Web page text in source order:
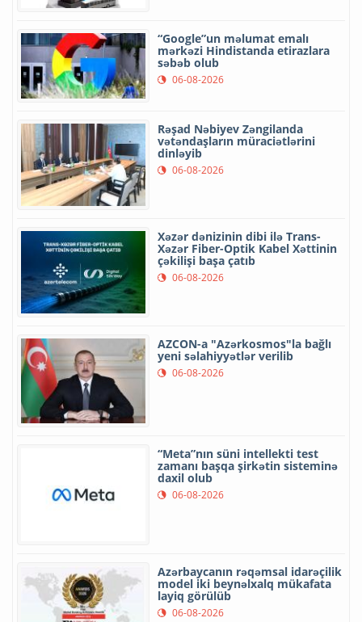
“Google”un məlumat emalı
mərkəzi Hindistanda etirazlara
səbəb olub
06-08-2026
Rəşad Nəbiyev Zəngilanda
vətəndaşların müraciətlərini
dinləyib
06-08-2026
Xəzər dənizinin dibi ilə Trans-
Xəzər Fiber-Optik Kabel Xəttinin
çəkilişi başa çatıb
06-08-2026
AZCON-a "Azərkosmos"la bağlı
yeni səlahiyyətlər verilib
06-08-2026
“Meta”nın süni intellekti test
zamanı başqa şirkətin sisteminə
daxil olub
06-08-2026
Azərbaycanın rəqəmsal idarəçilik
model iki beynəlxalq mükafata
layiq görülüb
06-08-2026